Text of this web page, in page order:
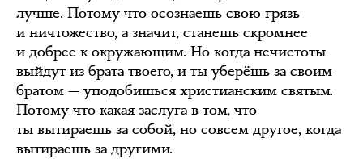
лучше. Потому что осознаешь свою грязь
и ничтожество, а значит, станешь скромнее
и добрее к окружающим. Но когда нечистоты
выйдут из брата твоего, и ты уберёшь за своим
братом — уподобишься христианским святым.
Потому что какая заслуга в том, что
ты вытираешь за собой, но совсем другое, когда
вытираешь за другими.